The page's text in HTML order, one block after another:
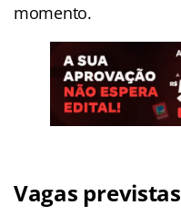
momento.
Vagas previstas